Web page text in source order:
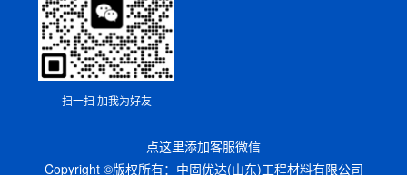
扫一扫 加我为好友
点这里添加客服微信
Copyright ©版权所有：中固优达(山东)工程材料有限公司